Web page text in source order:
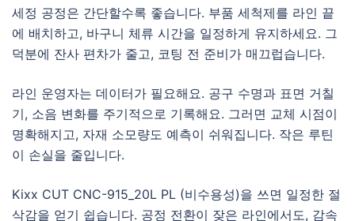
세정 공정은 간단할수록 좋습니다. 부품 세척제를 라인 끝
에 배치하고, 바구니 체류 시간을 일정하게 유지하세요. 그
덕분에 잔사 편차가 줄고, 코팅 전 준비가 매끄럽습니다.
라인 운영자는 데이터가 필요해요. 공구 수명과 표면 거칠
기, 소음 변화를 주기적으로 기록해요. 그러면 교체 시점이
명확해지고, 자재 소모량도 예측이 쉬워집니다. 작은 루틴
이 손실을 줄입니다.
Kixx CUT CNC-915_20L PL (비수용성)을 쓰면 일정한 절
삭감을 얻기 쉽습니다. 공정 전환이 잦은 라인에서도, 감속